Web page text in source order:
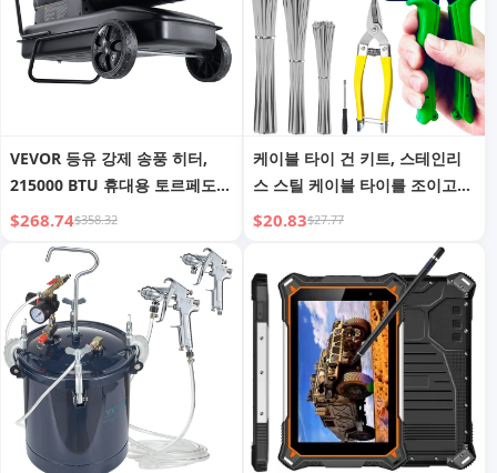
VEVOR 등유 강제 송풍 히터,
215000 BTU 휴대용 토르페도
디젤 공간 히터 (온도 조절기 포
고강도 히터, 실내/실외 작업장
산업용
$268.74$358.32
케이블 타이 건 키트, 스테인리
스 스틸 케이블 타이를 조이고
절단하는 특수 도구, UV 방지 고
$20.83$27.77